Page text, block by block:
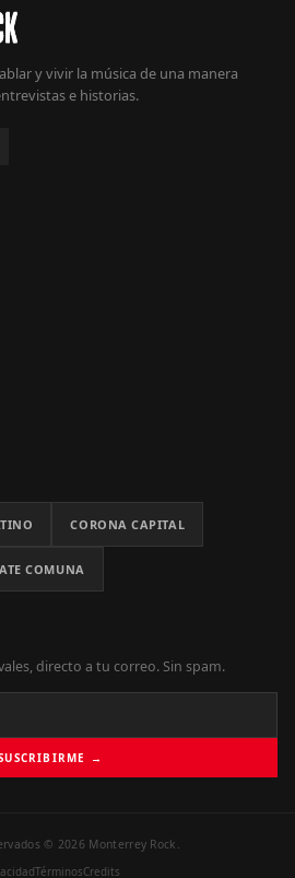
y vivir la música de una manera
e historias.
CORONA CAPITAL
COMUNA
directo a tu correo. Sin spam.
→
© 2026 Monterrey Rock.
TérminosCredits